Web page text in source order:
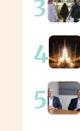
3
4
5